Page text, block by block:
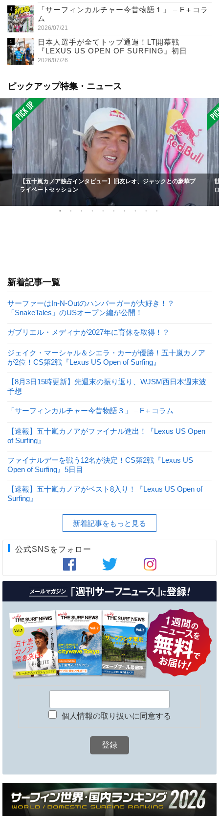
「サーフィンカルチャー今昔物語１」 – F＋コラ
ム
2026/07/21
日本人選手が全てトップ通過！LT開幕戦
『LEXUS US OPEN OF SURFING』初日
2026/07/26
ピックアップ特集・ニュース
【五十嵐カノア独占インタビュー】旧友レオ、ジャックとの豪華プ
ライベートセッション
新着記事一覧
サーファーはIn-N-Outのハンバーガーが大好き！？
「SnakeTales」のUSオープン編が公開！
ガブリエル・メディナが2027年に育休を取得！？
ジェイク・マーシャル＆シエラ・カーが優勝！五十嵐カノア
が2位！CS第2戦『Lexus US Open of Surfing』
【8月3日15時更新】先週末の振り返り、WJSM西日本週末波
予想
「サーフィンカルチャー今昔物語３」 – F＋コラム
【速報】五十嵐カノアがファイナル進出！『Lexus US Open
of Surfing』
ファイナルデーを戦う12名が決定！CS第2戦『Lexus US
Open of Surfing』5日目
【速報】五十嵐カノアがベスト8入り！『Lexus US Open of
Surfing』
新着記事をもっと見る
公式SNSをフォロー
個人情報の取り扱いに同意する